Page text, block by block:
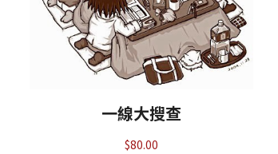
一線大搜查
$80.00